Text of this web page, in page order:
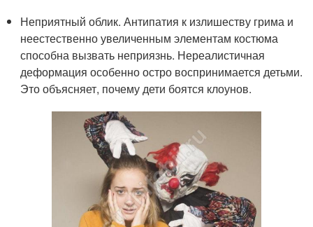
Неприятный облик. Антипатия к излишеству грима и
неестественно увеличенным элементам костюма
способна вызвать неприязнь. Нереалистичная
деформация особенно остро воспринимается детьми.
Это объясняет, почему дети боятся клоунов.